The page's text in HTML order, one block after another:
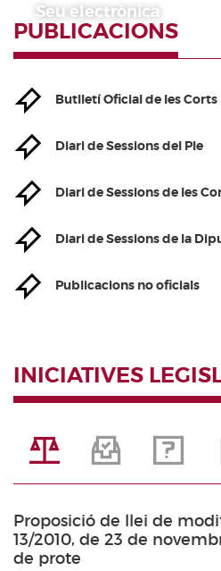
Seu electrònica
PUBLICACIONS
Butlletí Oficial de les Corts
Diari de Sessions del Ple
Diari de Sessions de les
Diari de Sessions de la
Publicacions no oficials
INICIATIVES
Proposició de llei de
13/2010, de 23 de
de prote